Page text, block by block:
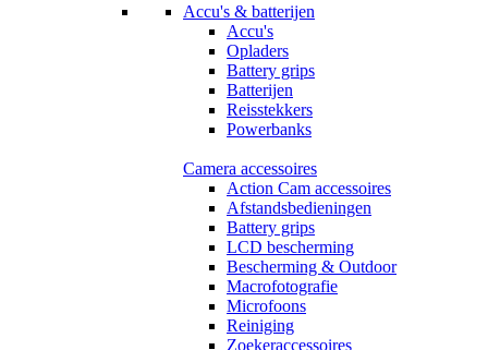
Accu's & batterijen
Accu's
Opladers
Battery grips
Batterijen
Reisstekkers
Powerbanks
Camera accessoires
Action Cam accessoires
Afstandsbedieningen
Battery grips
LCD bescherming
Bescherming & Outdoor
Macrofotografie
Microfoons
Reiniging
Zoekeraccessoires